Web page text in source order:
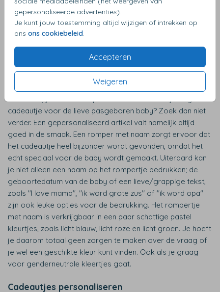
gepersonaliseerde advertenties).
Je kunt jouw toestemming altijd wijzigen of intrekken op
ons ons cookiebeleid
Accepteren
Weigeren
Rompertje korte mouw met naam
Laat bij ons een super schattig rompertje bedrukken met
cadeautje voor de lieve pasgeboren baby? Zoek dan niet
verder. Een gepersonaliseerd artikel valt namelijk altijd
goed in de smaak. Een romper met naam zorgt ervoor dat
het cadeautje heel bijzonder wordt gevonden, omdat het
echt speciaal voor de baby wordt gemaakt. Uiteraard kan
je niet alleen een naam op het rompertje bedrukken; de
geboortedatum van de baby of een lieve/grappige tekst,
zoals ''I love mama'', ''ik word grote zus'' of ''ik word opa''
zijn ook leuke opties voor de bedrukking. Het rompertje
met naam is verkrijgbaar in een paar schattige pastel
kleurtjes, zoals licht blauw, licht roze en licht groen. Je hoeft
je daarom totaal geen zorgen te maken over de vraag of
je wel een geschikte kleur kunt vinden. Ook als je graag
voor genderneutrale kleertjes gaat.
Cadeautjes personaliseren